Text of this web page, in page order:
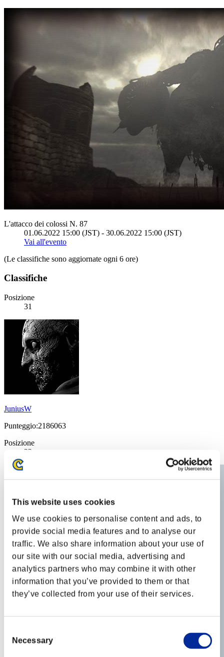
This website uses cookies
We use cookies to personalise content and ads, to
provide social media features and to analyse our
traffic. We also share information about your use of
our site with our social media, advertising and
analytics partners who may combine it with other
information that you’ve provided to them or that
they’ve collected from your use of their services.
Selection
Necessary
L'attacco dei colossi N. 87
01.06.2022 15:00 (JST) - 30.06.2022 15:00 (JST)
Vai all'evento
(Le classifiche sono aggiornate ogni 6 ore)
Classifiche
Posizione
31
JuniusW
Punteggio:2186063
Posizione
32